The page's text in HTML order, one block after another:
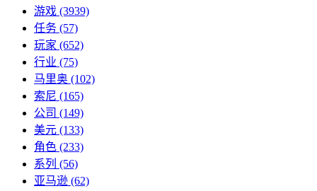
游戏 (3939)
任务 (57)
玩家 (652)
行业 (75)
马里奥 (102)
索尼 (165)
公司 (149)
美元 (133)
角色 (233)
系列 (56)
亚马逊 (62)